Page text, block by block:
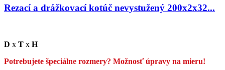
Rezací a drážkovací kotúč nevystužený 200x2x32...
D x T x H
Potrebujete špeciálne rozmery? Možnosť úpravy na mieru!